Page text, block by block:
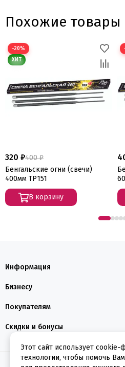
Похожие товары
−20%
320 ₽400 ₽
Бенгальские огни (свечи)
400мм ТР151
В корзину
Информация
Бизнесу
Покупателям
Скидки и бонусы
Этот сайт использует cookie-
технологии, чтобы помочь Вам